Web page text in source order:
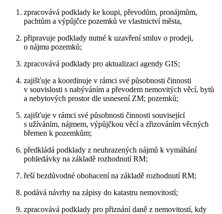
zpracovává podklady ke koupi, převodům, pronájmům,
pachtům a výpůjčce pozemků ve vlastnictví města,
připravuje podklady nutné k uzavření smluv o prodeji,
o nájmu pozemků;
zpracovává podklady pro aktualizaci agendy GIS;
zajišťuje a koordinuje v rámci své působnosti činnosti
v souvislosti s nabýváním a převodem nemovitých věcí, bytů
a nebytových prostor dle usnesení ZM; pozemků;
zajišťuje v rámci své působnosti činnosti související
s užíváním, nájmem, výpůjčkou věcí a zřizováním věcných
břemen k pozemkům;
předkládá podklady z neuhrazených nájmů k vymáhání
pohledávky na základě rozhodnutí RM;
řeší bezdůvodné obohacení na základě rozhodnutí RM;
podává návrhy na zápisy do katastru nemovitostí;
zpracovává podklady pro přiznání daně z nemovitostí, kdy